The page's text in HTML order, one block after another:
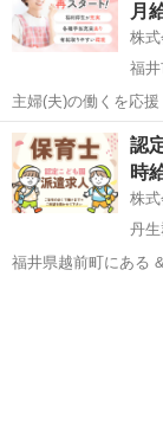
ト) ■勤務日数 ...
月
株
福
主婦(夫)の働くを応援！ [勤務日数]： 週5
07:00~15:45/08:30~17:15/
福井 福井市
認
時
株
丹
福井県越前町にある